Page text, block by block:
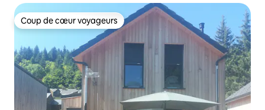
Coup de cœur voyageurs
Coup de cœur voyageurs